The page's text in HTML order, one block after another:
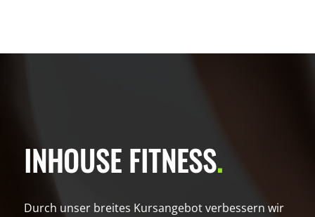
INHOUSE FITNESS.
Durch unser breites Kursangebot verbessern wir